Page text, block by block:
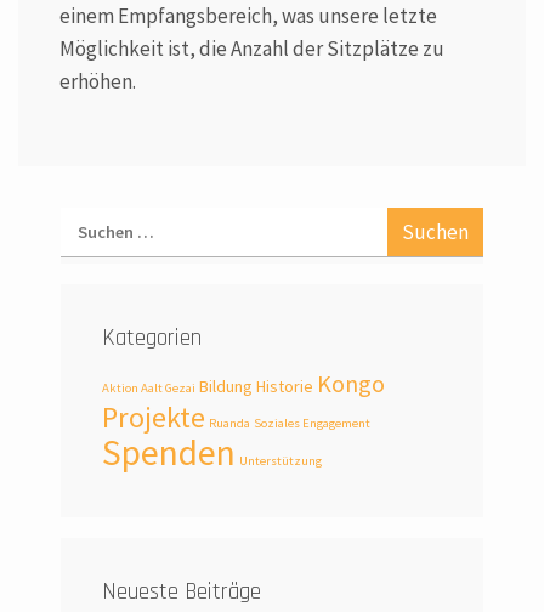
einem Empfangsbereich, was unsere letzte
Möglichkeit ist, die Anzahl der Sitzplätze zu
erhöhen.
Kategorien
Aktion Aalt Gezai Bildung Historie Kongo
Projekte Ruanda Soziales Engagement
Spenden Unterstützung
Neueste Beiträge